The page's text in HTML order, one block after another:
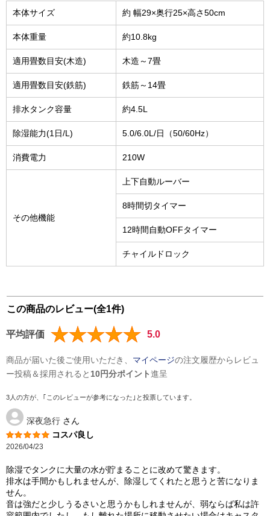
本体サイズ 約 幅29×奥行25×高さ50cm
本体重量 約10.8kg
適用畳数目安(木造) 木造～7畳
適用畳数目安(鉄筋) 鉄筋～14畳
排水タンク容量 約4.5L
除湿能力(1日/L) 5.0/6.0L/日（50/60Hz）
消費電力 210W
その他機能
上下自動ルーバー
8時間切タイマー
12時間自動OFFタイマー
チャイルドロック
この商品のレビュー(全1件)
平均評価 5.0
商品が届いた後ご使用いただき、 マイページの注文履歴からレビュ
ー投稿＆採用されると 10円分ポイント進呈
3人の方が、｢このレビューが参考になった｣と投票しています。
深夜急行 さん
コスパ良し
2026/04/23
除湿でタンクに大量の水が貯まることに改めて驚きます。
排水は手間かもしれませんが、除湿してくれたと思うと苦になりま
せん。
音は強だと少しうるさいと思うかもしれませんが、弱ならば私は許